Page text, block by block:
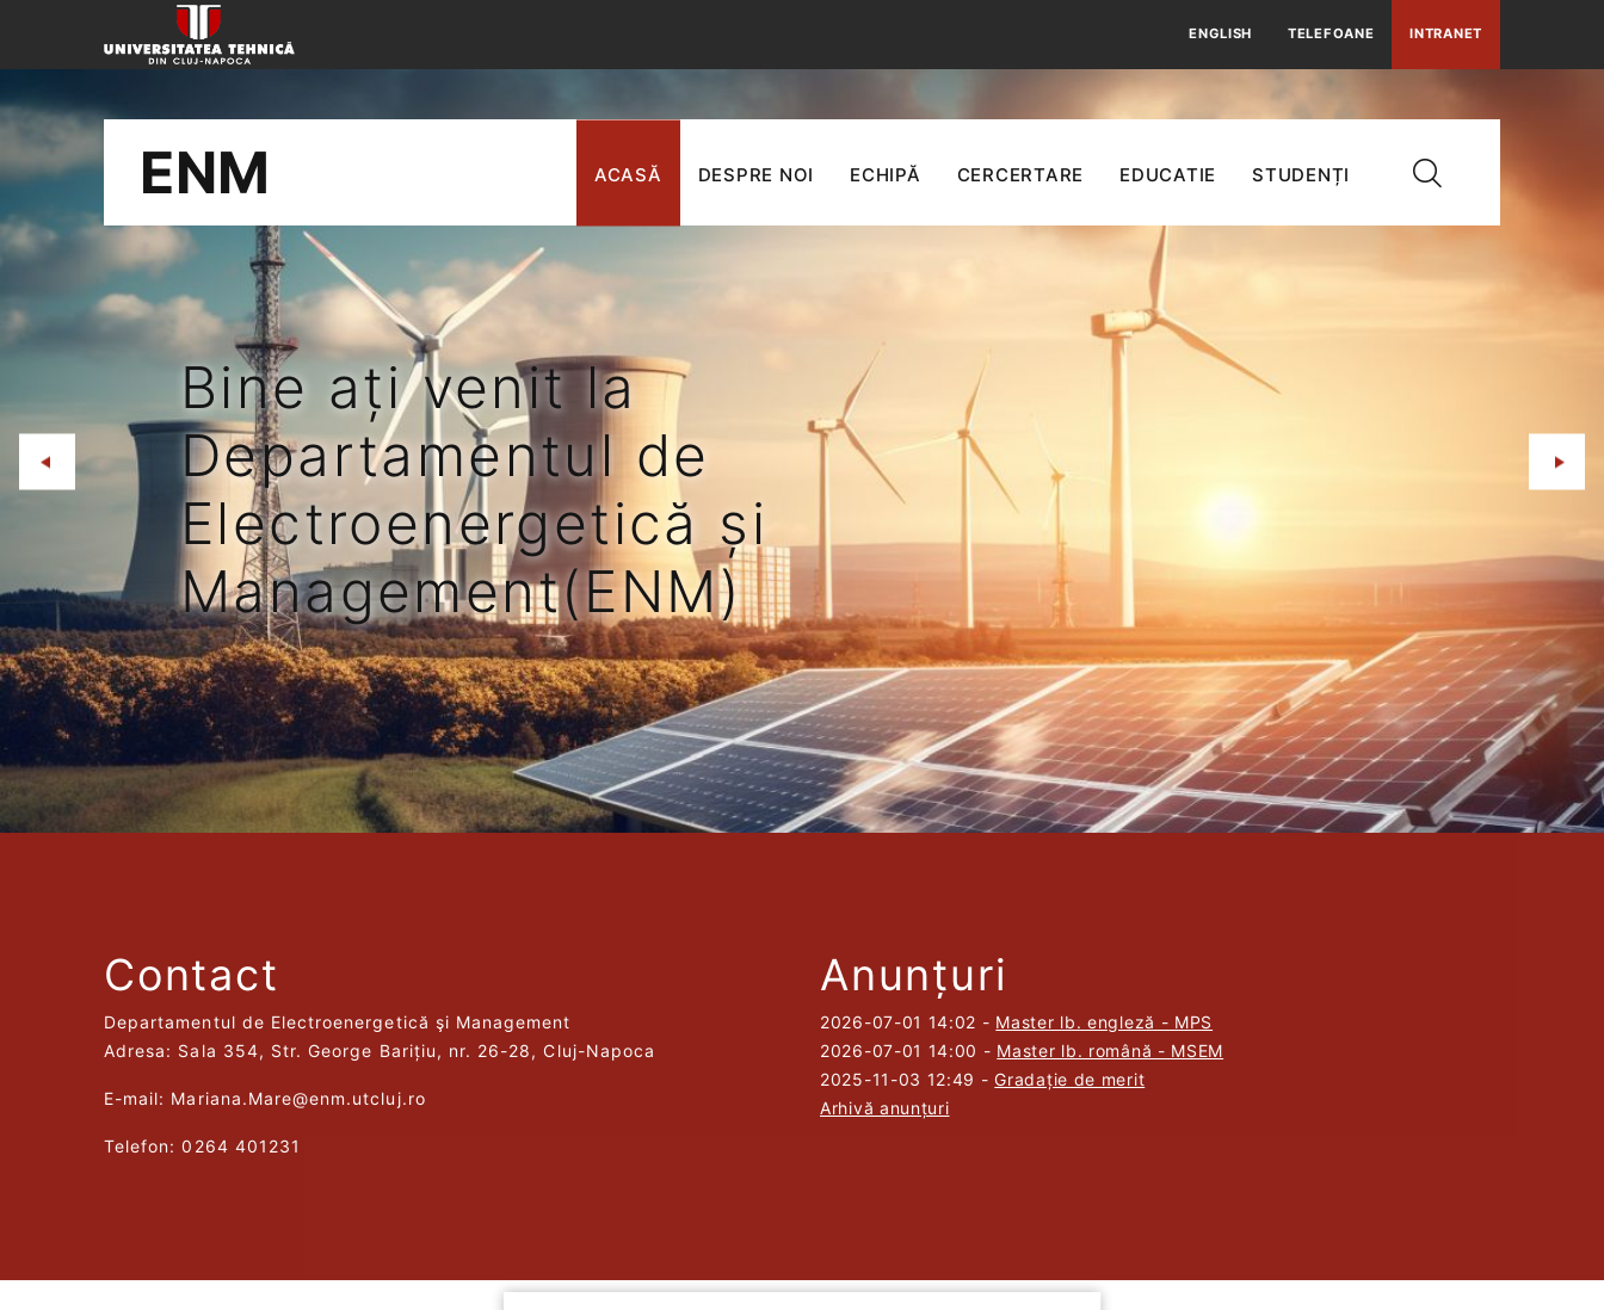
ENGLISH TELEFOANE INTRANET
ENM ACASĂ DESPRE NOI ECHIPĂ CERCERTARE EDUCATIE STUDENȚI
Bine ați venit la
Departamentul de
Electroenergetică și
Management(ENM)
Contact
Departamentul de Electroenergetică şi Management
Adresa: Sala 354, Str. George Barițiu, nr. 26-28, Cluj-Napoca
E-mail: Mariana.Mare@enm.utcluj.ro
Telefon: 0264 401231
Anunțuri
2026-07-01 14:02 - Master lb. engleză - MPS
2026-07-01 14:00 - Master lb. română - MSEM
2025-11-03 12:49 -Gradație de merit
Arhivă anunțuri